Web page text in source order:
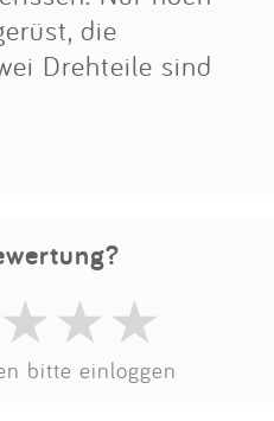
die
Drehteile sind
bitte einloggen